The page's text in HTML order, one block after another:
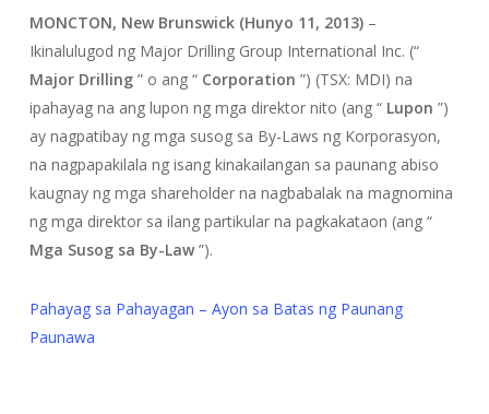
MONCTON, New Brunswick (Hunyo 11, 2013)–
Ikinalulugod ng Major Drilling Group International Inc. (“
Major Drilling” o ang “ Corporation ”) (TSX: MDI) na
ipahayag na ang lupon ng mga direktor nito (ang “ Lupon ”)
ay nagpatibay ng mga susog sa By-Laws ng Korporasyon,
na nagpapakilala ng isang kinakailangan sa paunang abiso
kaugnay ng mga shareholder na nagbabalak na magnomina
ng mga direktor sa ilang partikular na pagkakataon (ang “
Mga Susog sa By-Law”).
Pahayag sa Pahayagan – Ayon sa Batas ng Paunang
Paunawa